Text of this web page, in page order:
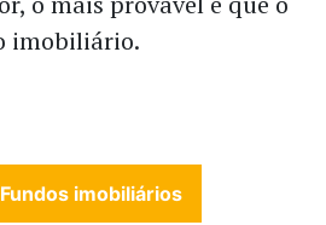
imobiliário.
Fundos imobiliários